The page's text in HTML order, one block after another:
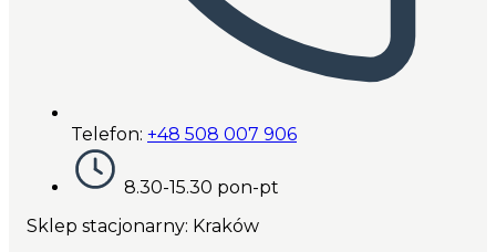
Telefon: +48 508 007 906
8.30-15.30 pon-pt
Sklep stacjonarny: Kraków